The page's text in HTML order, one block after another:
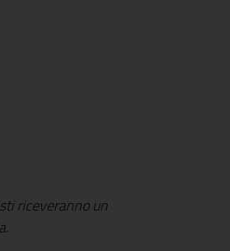
riceveranno un